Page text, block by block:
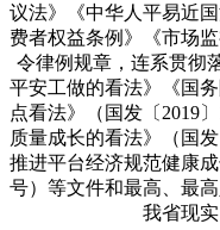
议法》《中华人平易近
费者权益条例》《市场
令律例规章，连系贯彻
平安工做的看法》《国
点看法》（国发〔2019
质量成长的看法》（国
推进平台经济规范健康
号）等文件和最高、最
我省现